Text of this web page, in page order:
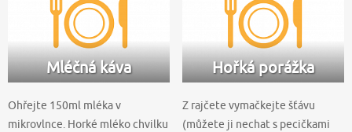
Mléčná káva
Ohřejte 150ml mléka v
mikrovlnce. Horké mléko chvilku
Hořká porážka
Z rajčete vymačkejte šťávu
(můžete ji nechat s pecičkami